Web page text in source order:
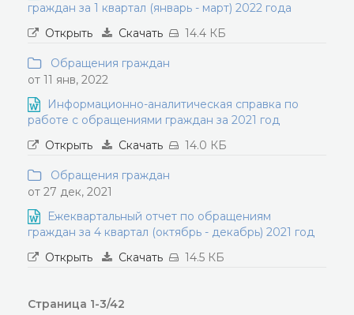
граждан за 1 квартал (январь - март) 2022 года
Открыть
Скачать 14.4 КБ
Обращения граждан
от 11 янв, 2022
Информационно-аналитическая справка по
работе с обращениями граждан за 2021 год
Открыть
Скачать 14.0 КБ
Обращения граждан
от 27 дек, 2021
Ежеквартальный отчет по обращениям
граждан за 4 квартал (октябрь - декабрь) 2021 год
Открыть
Скачать 14.5 КБ
Страница 1-3/42